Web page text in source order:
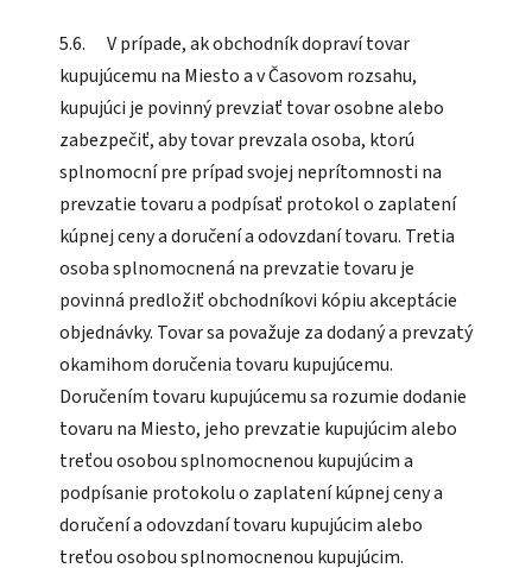
5.6. V prípade, ak obchodník dopraví tovar
kupujúcemu na Miesto a v Časovom rozsahu,
kupujúci je povinný prevziať tovar osobne alebo
zabezpečiť, aby tovar prevzala osoba, ktorú
splnomocní pre prípad svojej neprítomnosti na
prevzatie tovaru a podpísať protokol o zaplatení
kúpnej ceny a doručení a odovzdaní tovaru. Tretia
osoba splnomocnená na prevzatie tovaru je
povinná predložiť obchodníkovi kópiu akceptácie
objednávky. Tovar sa považuje za dodaný a prevzatý
okamihom doručenia tovaru kupujúcemu.
Doručením tovaru kupujúcemu sa rozumie dodanie
tovaru na Miesto, jeho prevzatie kupujúcim alebo
treťou osobou splnomocnenou kupujúcim a
podpísanie protokolu o zaplatení kúpnej ceny a
doručení a odovzdaní tovaru kupujúcim alebo
treťou osobou splnomocnenou kupujúcim.